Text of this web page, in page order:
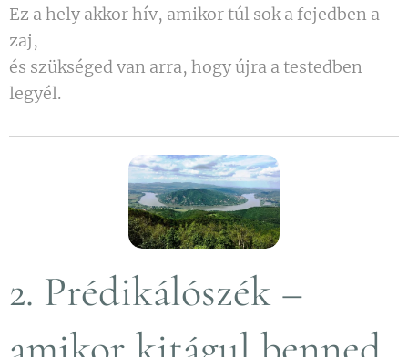
Ez a hely akkor hív, amikor túl sok a fejedben a
zaj,
és szükséged van arra, hogy újra a testedben
legyél.
2. Prédikálószék –